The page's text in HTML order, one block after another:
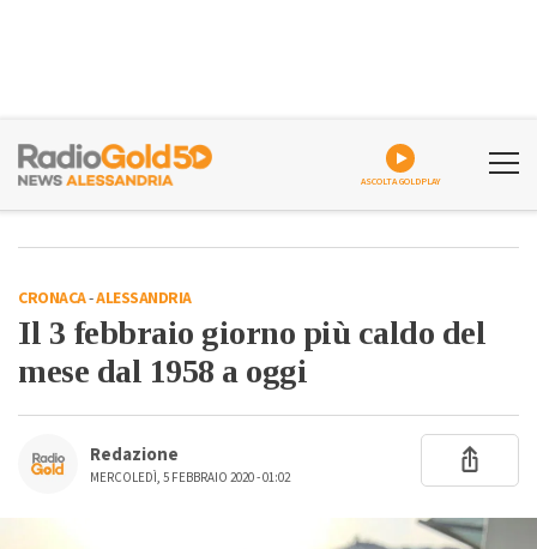
ASCOLTA GOLDPLAY
CRONACA-ALESSANDRIA
Il 3 febbraio giorno più caldo del
mese dal 1958 a oggi
Redazione
MERCOLEDÌ, 5 FEBBRAIO 2020 - 01:02